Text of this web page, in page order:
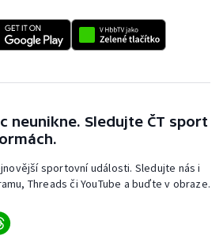
neunikne. Sledujte ČT sport
sportovní události. Sledujte nás i
Threads či YouTube a buďte v obraze.